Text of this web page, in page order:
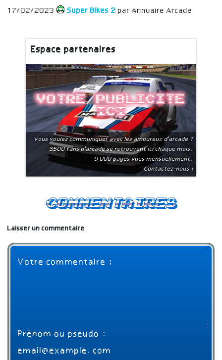
17/02/2023 Super Bikes 2 par Annuaire Arcade
Espace partenaires
Votre publicite
ici
Vous voulez communiquer avec les amoureux d'arcade ?
3500 fans d'arcade se retrouvent ici chaque mois.
9 000 pages vues mensuellement.
Contactez-nous !
Commentaires
Laisser un commentaire